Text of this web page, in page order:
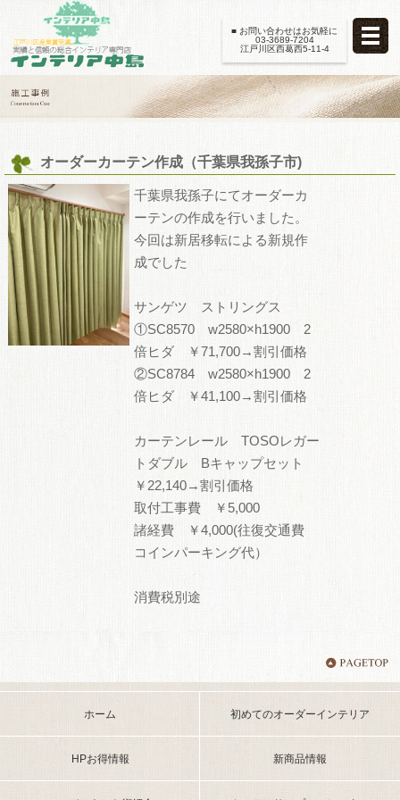
■ お問い合わせはお気軽に
03-3689-7204
江戸川区西葛西5-11-4
オーダーカーテン作成（千葉県我孫子市)
千葉県我孫子にてオーダーカ
ーテンの作成を行いました。
今回は新居移転による新規作
成でした
サンゲツ ストリングス
①SC8570 w2580×h1900 2
倍ヒダ ￥71,700→割引価格
②SC8784 w2580×h1900 2
倍ヒダ ￥41,100→割引価格
カーテンレール TOSOレガー
トダブル Bキャップセット
￥22,140→割引価格
取付工事費 ￥5,000
諸経費 ￥4,000(往復交通費
コインパーキング代）
消費税別途
ホーム 初めてのオーダーインテリア
HPお得情報 新商品情報